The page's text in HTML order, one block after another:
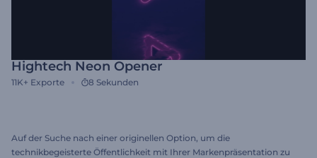
Hightech Neon Opener
11K+ Exporte 8 Sekunden
Auf der Suche nach einer originellen Option, um die
technikbegeisterte Öffentlichkeit mit Ihrer Markenpräsentation zu